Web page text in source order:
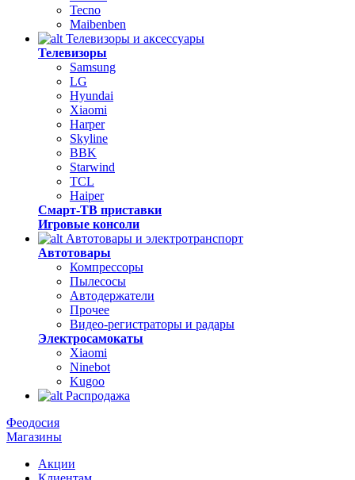
Tecno
Maibenben
Телевизоры и аксессуары
Телевизоры
Samsung
LG
Hyundai
Xiaomi
Harper
Skyline
BBK
Starwind
TCL
Haiper
Смарт-ТВ приставки
Игровые консоли
Автотовары и электротранспорт
Автотовары
Компрессоры
Пылесосы
Автодержатели
Прочее
Видео-регистраторы и радары
Электросамокаты
Xiaomi
Ninebot
Kugoo
Распродажа
Феодосия
Магазины
Акции